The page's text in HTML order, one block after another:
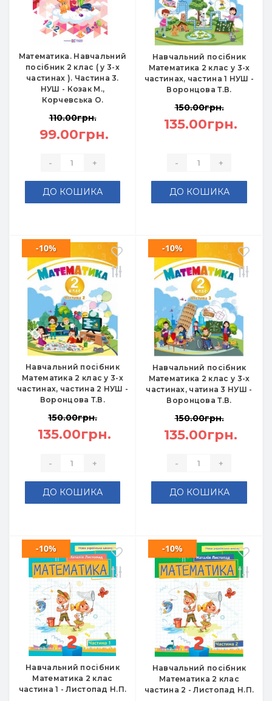
Математика. Навчальний
посібник 2 клас ( у 3-х
частинах ). Частина 3.
НУШ - Козак М.,
Корчевська О.
110.00грн.
99.00грн.
- +
ДО КОШИКА
Навчальний посібник
Математика 2 клас у 3-х
частинах, частина 1 НУШ -
Воронцова Т.В.
150.00грн.
135.00грн.
- +
ДО КОШИКА
Навчальний посібник
Математика 2 клас у 3-х
частинах, частина 2 НУШ -
Воронцова Т.В.
-10%
150.00грн.
135.00грн.
- +
ДО КОШИКА
Навчальний посібник
Математика 2 клас у 3-х
частинах, чатина 3 НУШ -
Воронцова Т.В.
-10%
150.00грн.
135.00грн.
- +
ДО КОШИКА
Навчальний посібник
Математика 2 клас
частина 1 - Листопад Н.П.
-10%
Навчальний посібник
Математика 2 клас
частина 2 - Листопад Н.П.
-10%